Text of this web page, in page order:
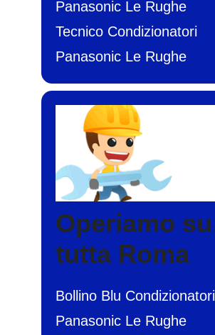
Panasonic Le Rughe
Tecnico Condizionatori
Panasonic Le Rughe
Operiamo su
tutta Roma
Bollino Blu Condizionatori
Panasonic Le Rughe